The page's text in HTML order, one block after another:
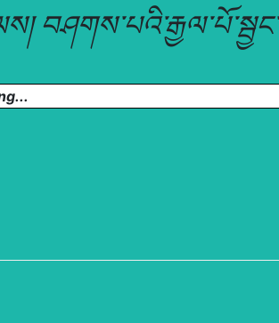
བཤགས་པའི་རྒྱལ་པོ་སྦྱང་